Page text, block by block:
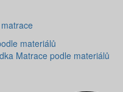
materiálů
Matrace podle materiálů